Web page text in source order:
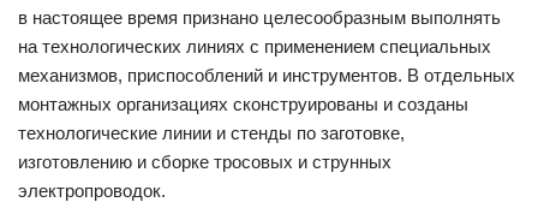
в настоящее время признано целесообразным выполнять
на технологических линиях с применением специальных
механизмов, приспособлений и инструментов. В отдельных
монтажных организациях сконструированы и созданы
технологические линии и стенды по заготовке,
изготовлению и сборке тросовых и струнных
электропроводок.